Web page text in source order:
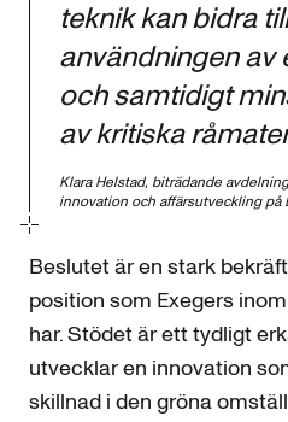
teknik kan bidra
användningen av
och samtidigt
av kritiska
Klara Helstad, biträdande
innovation och affärsutveckling
Beslutet är en stark
position som Exegers
har. Stödet är ett tydligt
utvecklar en innovation
skillnad i den gröna